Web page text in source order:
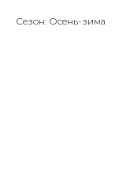
Сезон: Осень-зима